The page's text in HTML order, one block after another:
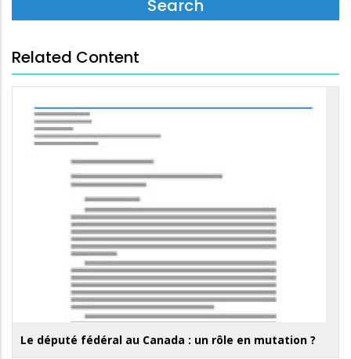
Related Content
Le député fédéral au Canada : un rôle en mutation ?